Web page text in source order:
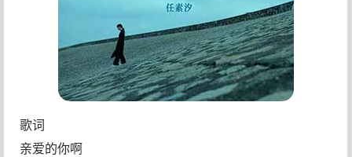
歌词
亲爱的你啊